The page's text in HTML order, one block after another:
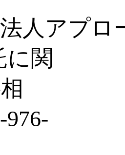
人アプロ